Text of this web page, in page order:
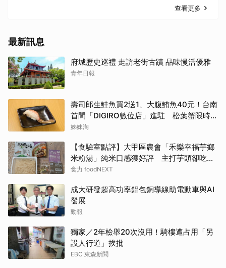
查看更多
最新訊息
府城歷史巡禮 走訪老街古蹟 品味慢活優雅
青年日報
壽司郎生鮭魚買2送1、大腹鮪魚40元！台南
首間「DIGIRO數位店」進駐 松葉蟹限時上
桌
姊妹淘
【食驗室點評】大甲區農會「禾樂幸福芋鄉
米粉湯」純米口感獲好評 主打芋頭卻吃不
到存在感
食力 foodNEXT
成大研發超高功率鋁包銅導線助電動車與AI
發展
勁報
獨家／2年檢舉20次沒用！騎樓遭占用「另
設人行道」挨批
EBC 東森新聞